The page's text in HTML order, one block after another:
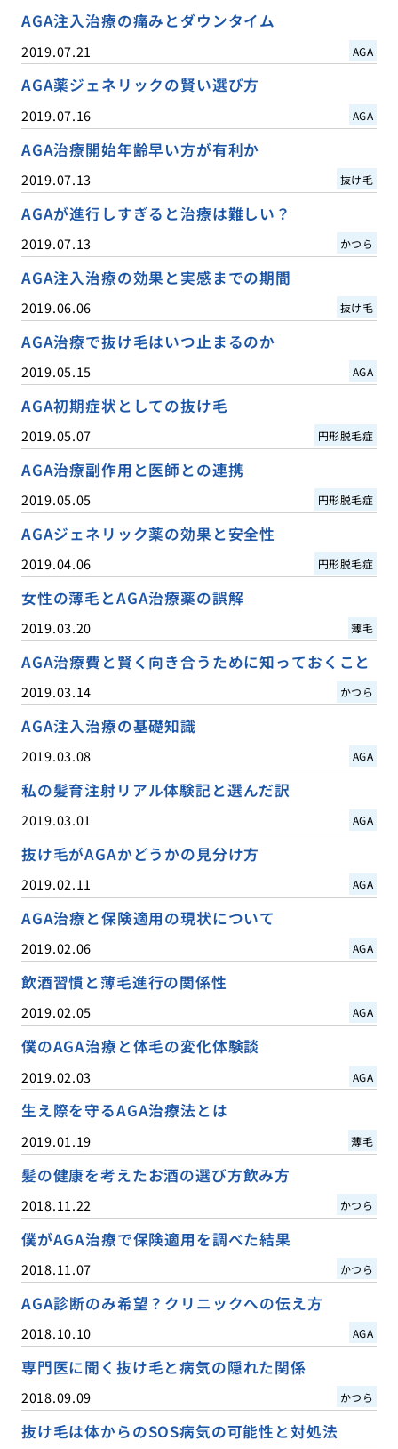
AGA注入治療の痛みとダウンタイム
2019.07.21 AGA
AGA薬ジェネリックの賢い選び方
2019.07.16 AGA
AGA治療開始年齢早い方が有利か
2019.07.13 抜け毛
AGAが進行しすぎると治療は難しい？
2019.07.13 かつら
AGA注入治療の効果と実感までの期間
2019.06.06 抜け毛
AGA治療で抜け毛はいつ止まるのか
2019.05.15 AGA
AGA初期症状としての抜け毛
2019.05.07 円形脱毛症
AGA治療副作用と医師との連携
2019.05.05 円形脱毛症
AGAジェネリック薬の効果と安全性
2019.04.06 円形脱毛症
女性の薄毛とAGA治療薬の誤解
2019.03.20 薄毛
AGA治療費と賢く向き合うために知っておくこと
2019.03.14 かつら
AGA注入治療の基礎知識
2019.03.08 AGA
私の髪育注射リアル体験記と選んだ訳
2019.03.01 AGA
抜け毛がAGAかどうかの見分け方
2019.02.11 AGA
AGA治療と保険適用の現状について
2019.02.06 AGA
飲酒習慣と薄毛進行の関係性
2019.02.05 AGA
僕のAGA治療と体毛の変化体験談
2019.02.03 AGA
生え際を守るAGA治療法とは
2019.01.19 薄毛
髪の健康を考えたお酒の選び方飲み方
2018.11.22 かつら
僕がAGA治療で保険適用を調べた結果
2018.11.07 かつら
AGA診断のみ希望？クリニックへの伝え方
2018.10.10 AGA
専門医に聞く抜け毛と病気の隠れた関係
2018.09.09 かつら
抜け毛は体からのSOS病気の可能性と対処法